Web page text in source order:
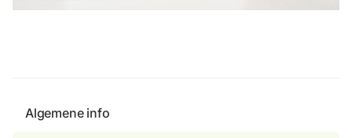
Algemene info